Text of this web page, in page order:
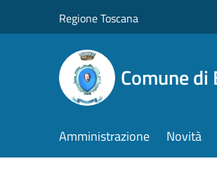
Regione Toscana
Comune
Amministrazione Novità